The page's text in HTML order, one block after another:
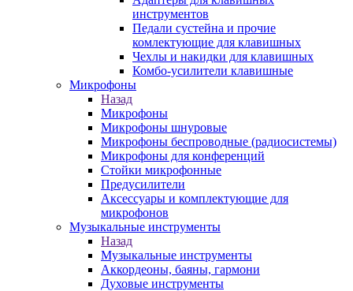
инструментов
Педали сустейна и прочие
комлектующие для клавишных
Чехлы и накидки для клавишных
Комбо-усилители клавишные
Микрофоны
Назад
Микрофоны
Микрофоны шнуровые
Микрофоны беспроводные (радиосистемы)
Микрофоны для конференций
Стойки микрофонные
Предусилители
Аксессуары и комплектующие для
микрофонов
Музыкальные инструменты
Назад
Музыкальные инструменты
Аккордеоны, баяны, гармони
Духовые инструменты